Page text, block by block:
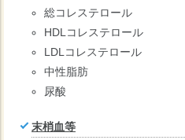
総コレステロール
HDLコレステロール
LDLコレステロール
中性脂肪
尿酸
末梢血等